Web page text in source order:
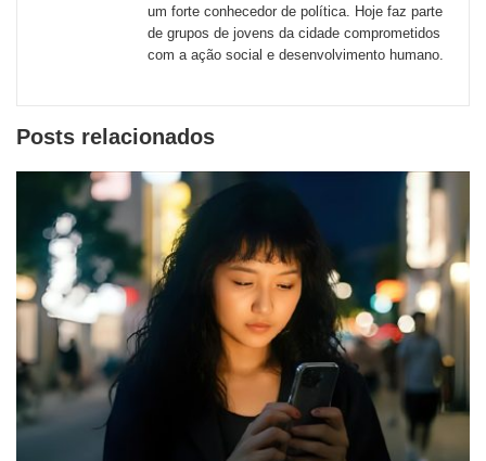
um forte conhecedor de política. Hoje faz parte
de grupos de jovens da cidade comprometidos
com a ação social e desenvolvimento humano.
Posts relacionados